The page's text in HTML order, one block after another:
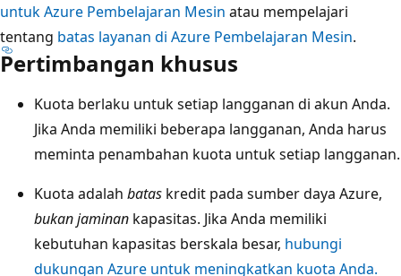
untuk Azure Pembelajaran Mesin atau mempelajari
tentang batas layanan di Azure Pembelajaran Mesin.
Pertimbangan khusus
Kuota berlaku untuk setiap langganan di akun Anda.
Jika Anda memiliki beberapa langganan, Anda harus
meminta penambahan kuota untuk setiap langganan.
Kuota adalah batas kredit pada sumber daya Azure,
bukan jaminan kapasitas. Jika Anda memiliki
kebutuhan kapasitas berskala besar, hubungi
dukungan Azure untuk meningkatkan kuota Anda.